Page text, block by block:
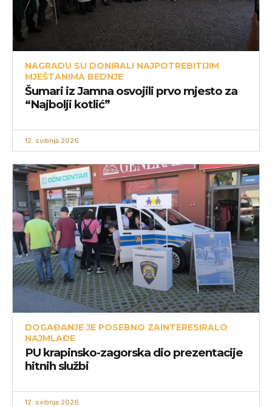
NAGRADU SU DONIRALI NAJPOTREBITIJIM
MJEŠTANIMA BEDNJE
Šumari iz Jamna osvojili prvo mjesto za
“Najbolji kotlić”
12. svibnja 2026.
DOGAĐANJE JE POSEBNO ZAINTERESIRALO
NAJMLAĐE
PU krapinsko-zagorska dio prezentacije
hitnih službi
12. svibnja 2026.